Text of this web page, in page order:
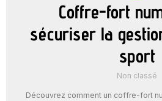
Coffre-fort
sécuriser la
sport
Non classé
Découvrez comment un coffre-fort